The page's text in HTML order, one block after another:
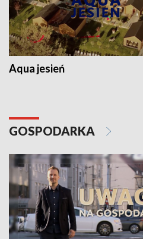
Aqua jesień
GOSPODARKA